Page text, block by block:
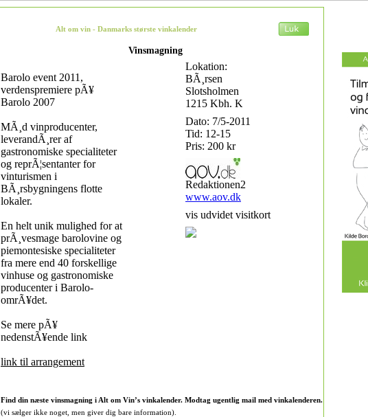
Alt om vin - Danmarks største vinkalender
Vinsmagning
Barolo event 2011,
verdenspremiere pÃ¥
Barolo 2007
MÃ¸d vinproducenter,
leverandÃ¸rer af
gastronomiske specialiteter
og reprÃ¦sentanter for
vinturismen i
BÃ¸rsbygningens flotte
lokaler.
En helt unik mulighed for at
prÃ¸vesmage barolovine og
piemontesiske specialiteter
fra mere end 40 forskellige
vinhuse og gastronomiske
producenter i Barolo-
omrÃ¥det.
Se mere pÃ¥
nedenstÃ¥ende link
link til arrangement
Lokation:
BÃ¸rsen
Slotsholmen
1215 Kbh. K
Dato: 7/5-2011
Tid: 12-15
Pris: 200 kr
Redaktionen2
www.aov.dk
vis udvidet visitkort
Find din næste vinsmagning i Alt om Vin’s vinkalender. Modtag ugentlig mail med vinkalenderen.
(vi sælger ikke noget, men giver dig bare information).